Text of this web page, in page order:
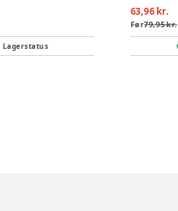
Lagerstatus
63,96 kr.
Før79,95 kr.